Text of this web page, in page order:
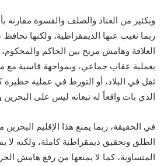
وبكثير من العناد والصلف والقسوة مقارنة
ربما تغيب عنها الديمقراطية، ولكنها
العلاقة وهامش مريح بين الحاكم
بعملية عقاب جماعي، وبمواجهة قاسية مع
ثقل في البلاد، أو التورط في عملية
الذي بات واقعاً له تبعاته ليس على البحرين
في الحقيقة، ربما يمنع هذا الإقليم
الطلق وتحقيق ديمقراطية كاملة، ولكنه لا
المتساوية، كما لا يمنعها من رفع هامش